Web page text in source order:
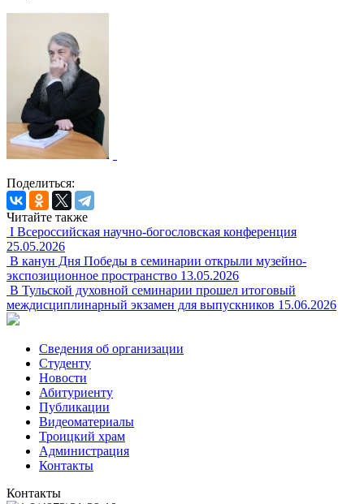
Поделиться:
Читайте также
I Всероссийская научно-богословская конференция
25.05.2026
В канун Дня Победы в семинарии открыли музейно-
экспозиционное пространство 13.05.2026
В Тульской духовной семинарии прошел итоговый
междисциплинарный экзамен для выпускников 15.06.2026
Сведения об организации
Студенту
Новости
Абитуриенту
Публикации
Видеоматериалы
Троицкий храм
Администрация
Контакты
Контакты